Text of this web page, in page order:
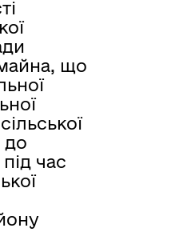
що
до
час